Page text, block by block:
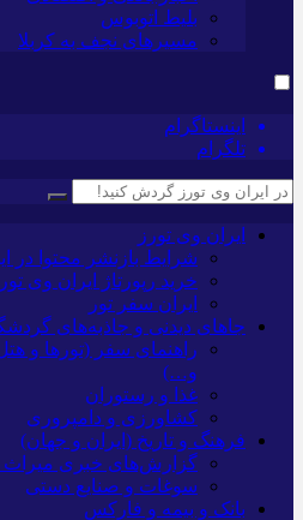
بلیط اتوبوس
مسیرهای نجف به کربلا
اینستاگرام
تلگرام
ایران وی تورز
شرایط بازنشر محتوا در
خرید رپورتاژ ایران وی
ایران سفر تور
جاهای دیدنی و جاذبه‌های
راهنمای سفر (تورها و
و…)
غذا و رستوران
کشاورزی و دامپروری
فرهنگ و تاریخ (ایران و جهان)
گزارش‌های خبری میراث
سوغات و صنایع دستی
بانک و بیمه و فارکس